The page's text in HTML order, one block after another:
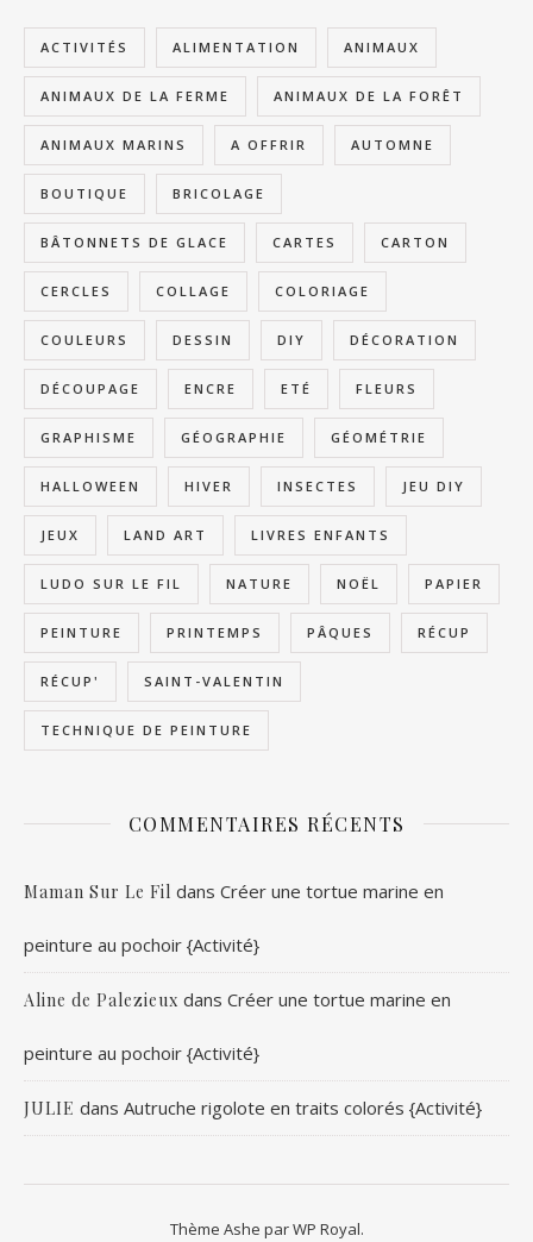
ACTIVITÉS ALIMENTATION ANIMAUX
ANIMAUX DE LA FERME ANIMAUX DE LA FORÊT
ANIMAUX MARINS A OFFRIR AUTOMNE
BOUTIQUE BRICOLAGE
BÂTONNETS DE GLACE CARTES CARTON
CERCLES COLLAGE COLORIAGE
COULEURS DESSIN DIY DÉCORATION
DÉCOUPAGE ENCRE ETÉ FLEURS
GRAPHISME GÉOGRAPHIE GÉOMÉTRIE
HALLOWEEN HIVER INSECTES JEU DIY
JEUX LAND ART LIVRES ENFANTS
LUDO SUR LE FIL NATURE NOËL PAPIER
PEINTURE PRINTEMPS PÂQUES RÉCUP
RÉCUP' SAINT-VALENTIN
TECHNIQUE DE PEINTURE
COMMENTAIRES RÉCENTS
Maman Sur Le Fil dans Créer une tortue marine en
peinture au pochoir {Activité}
Aline de Palezieux dans Créer une tortue marine en
peinture au pochoir {Activité}
JULIE dans Autruche rigolote en traits colorés {Activité}
Thème Ashe parWP Royal.